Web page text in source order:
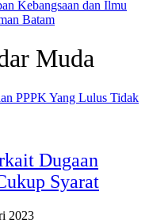
Kebangsaan dan Ilmu
Batam
Muda
Dugaan
Syarat
2023